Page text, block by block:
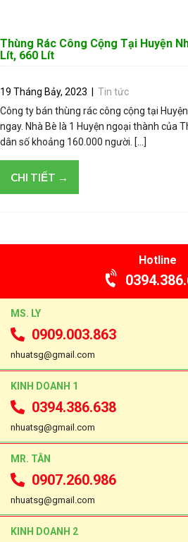
Thùng Rác Công Cộng Tại Huyện
Lít, 660 Lít
19 Tháng Bảy, 2023
Tin tức
Công ty bán thùng rác công cộng tại
ngay. Nhà Bè là 1 Huyện ngoại thành của
dân số khoảng 160.000 người. […]
CHI TIẾT →
Hotline
MS. LY
0909.003.863
nhuatsg@gmail.com
KINH DOANH 1
0394.386.638
nhuatsg@gmail.com
MR. TÂN
0907.260.986
nhuatsg@gmail.com
KINH DOANH 2